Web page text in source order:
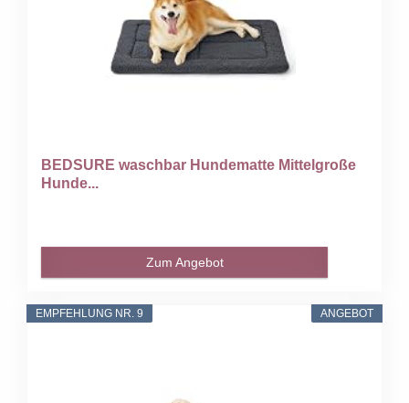
BEDSURE waschbar Hundematte Mittelgroße
Hunde...
Zum Angebot
ANGEBOT
EMPFEHLUNG NR. 9